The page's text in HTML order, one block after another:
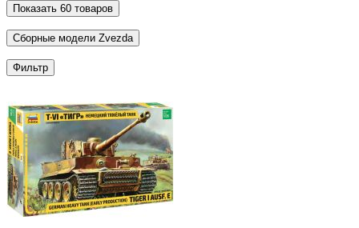
Показать 60 товаров
Сборные модели Zvezda
Фильтр